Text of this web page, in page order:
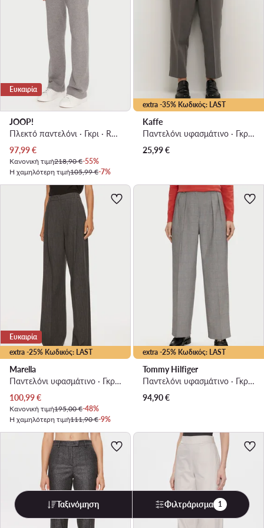
Ευκαιρία
JOOP!
Πλεκτό παντελόνι · Γκρι · Regular Fit
Τρέχουσα τιμή
97,99€
Κανονική τιμή218,90 €-55%
Η χαμηλότερη τιμή105,99 €-7%
extra -35% Κωδικός: LAST
Kaffe
Παντελόνι υφασμάτινο · Γκρι · Relaxed Fit
25,99€
extra -25% Κωδικός: LAST
Ευκαιρία
Marella
Παντελόνι υφασμάτινο · Γκρι · Regular Fit
Τρέχουσα τιμή
100,99€
Κανονική τιμή195,00 €-48%
Η χαμηλότερη τιμή111,90 €-9%
extra -25% Κωδικός: LAST
Tommy Hilfiger
Παντελόνι υφασμάτινο · Γκρι · Relaxed Fit
94,90€
Ταξινόμηση Φιλτράρισμα 1